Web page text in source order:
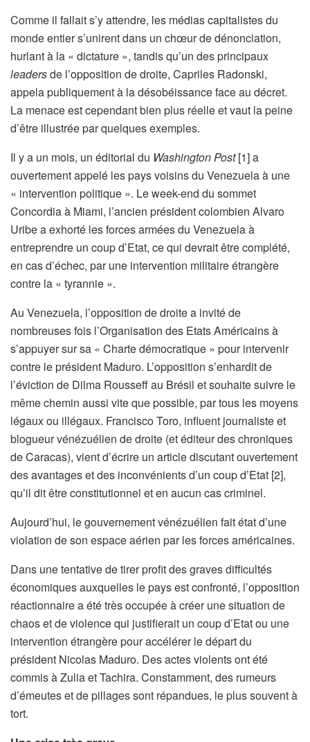
Comme il fallait s’y attendre, les médias capitalistes du
monde entier s’unirent dans un chœur de dénonciation,
hurlant à la « dictature », tandis qu’un des principaux
leadersde l’opposition de droite, Capriles Radonski,
appela publiquement à la désobéissance face au décret.
La menace est cependant bien plus réelle et vaut la peine
d’être illustrée par quelques exemples.
Il y a un mois, un éditorial du Washington Post[1] a
ouvertement appelé les pays voisins du Venezuela à une
« intervention politique ». Le week-end du sommet
Concordia à Miami, l’ancien président colombien Alvaro
Uribe a exhorté les forces armées du Venezuela à
entreprendre un coup d’Etat, ce qui devrait être complété,
en cas d’échec, par une intervention militaire étrangère
contre la « tyrannie ».
Au Venezuela, l’opposition de droite a invité de
nombreuses fois l’Organisation des Etats Américains à
s’appuyer sur sa « Charte démocratique » pour intervenir
contre le président Maduro. L’opposition s’enhardit de
l’éviction de Dilma Rousseff au Brésil et souhaite suivre le
même chemin aussi vite que possible, par tous les moyens
légaux ou illégaux. Francisco Toro, influent journaliste et
blogueur vénézuélien de droite (et éditeur des chroniques
de Caracas), vient d’écrire un article discutant ouvertement
des avantages et des inconvénients d’un coup d’Etat [2],
qu’il dit être constitutionnel et en aucun cas criminel.
Aujourd’hui, le gouvernement vénézuélien fait état d’une
violation de son espace aérien par les forces américaines.
Dans une tentative de tirer profit des graves difficultés
économiques auxquelles le pays est confronté, l’opposition
réactionnaire a été très occupée à créer une situation de
chaos et de violence qui justifierait un coup d’Etat ou une
intervention étrangère pour accélérer le départ du
président Nicolas Maduro. Des actes violents ont été
commis à Zulia et Tachira. Constamment, des rumeurs
d’émeutes et de pillages sont répandues, le plus souvent à
tort.